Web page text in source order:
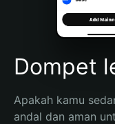
Português (Brasil)
Español (Argentina)
Dompet
Apakah kamu
andal dan aman